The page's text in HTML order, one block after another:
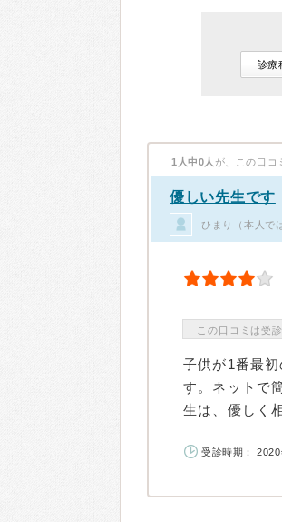
1人中0人 が、この口コ
優しい先生です
ひまり（本人で
この口コミは受
子供が1番最
す。ネットで
生は、優しく
受診時期： 2020